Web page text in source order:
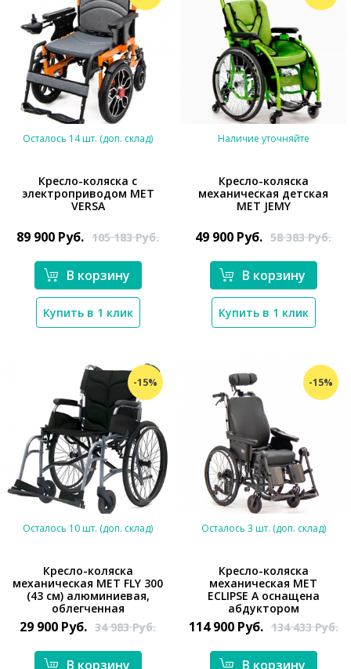
*}
Осталось 14 шт. (доп. склад)
Кресло-коляска с
электроприводом MET
VERSA
89 900 Руб. 105 183Руб.
В корзину
Купить в 1 клик
*}
Наличие уточняйте
Кресло-коляска
механическая детская
MET JEMY
49 900 Руб. 58 383Руб.
В корзину
Купить в 1 клик
-15%
*}
Осталось 10 шт. (доп. склад)
Кресло-коляска
механическая MET FLY 300
(43 см) алюминиевая,
облегченная
29 900 Руб. 34 983Руб.
В корзину
-15%
*}
Осталось 3 шт. (доп. склад)
Кресло-коляска
механическая MET
ECLIPSE A оснащена
абдуктором
114 900 Руб. 134 433Руб.
В корзину